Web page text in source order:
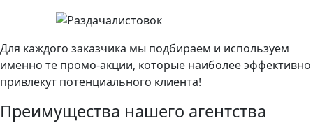
Для каждого заказчика мы подбираем и используем
именно те промо-акции, которые наиболее эффективно
привлекут потенциального клиента!
Преимущества нашего агентства